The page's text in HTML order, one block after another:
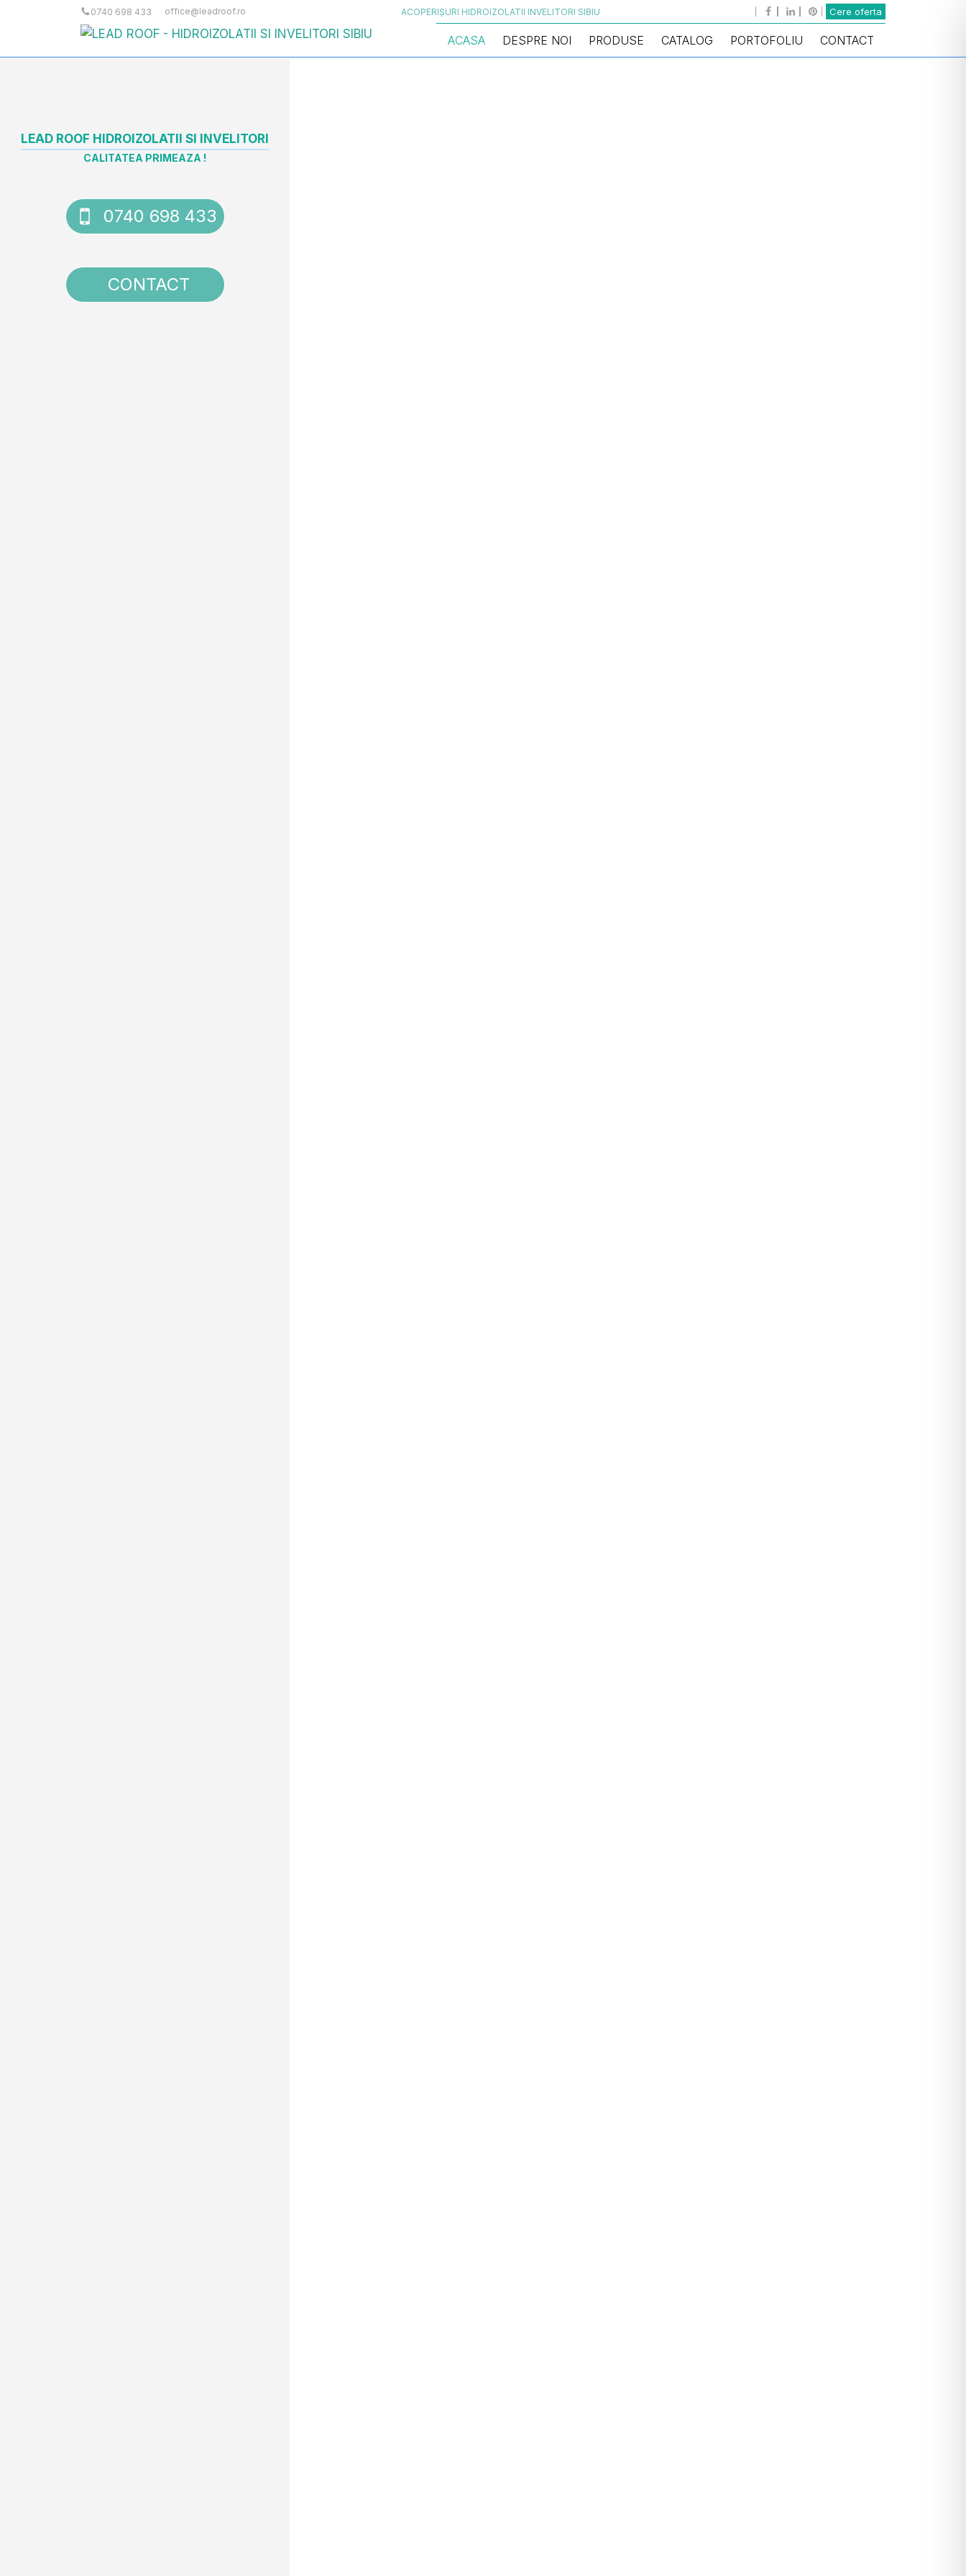
0740 698 433 office@leadroof.ro ACOPERIȘURI HIDROIZOLATII INVELITORI SIBIU Cere oferta
ACASA DESPRE NOI PRODUSE CATALOG PORTOFOLIU CONTACT
LEAD ROOF HIDROIZOLATII SI INVELITORI
CALITATEA PRIMEAZA !
0740 698 433
CONTACT